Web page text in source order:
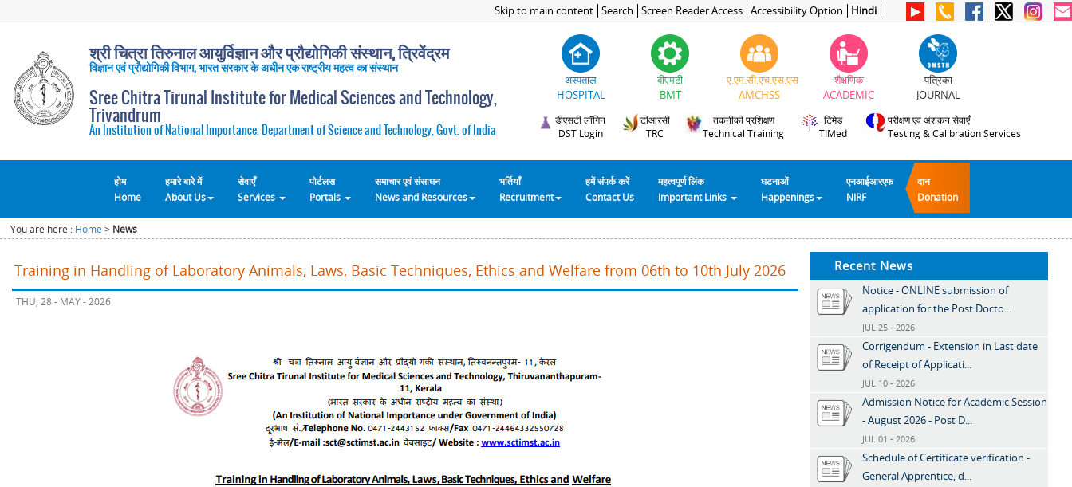
Skip to main content Search Screen Reader Access Accessibility Option Hindi
श्री चित्रा तिरुनाल आयुर्विज्ञान और प्रौद्योगिकी संस्थान, त्रिवेंद्रम
विज्ञान एवं प्रौद्योगिकी विभाग, भारत सरकार के अधीन एक राष्ट्रीय महत्व का संस्थान
Sree Chitra Tirunal Institute for Medical Sciences and Technology,
Trivandrum
An Institution of National Importance, Department of Science and Technology, Govt. of India
अस्पताल
HOSPITAL
बीएमटी
BMT
ए.एम.सी.एच.एस.एस
AMCHSS
शैक्षणिक
ACADEMIC
पत्रिका
JOURNAL
डीएसटी लॉगिन
DST Login
टीआरसी
TRC
तकनीकी प्रशिक्षण
Technical Training
टिमेड
TIMed
परीक्षण एवं अंशकन सेवाएँ
Testing & Calibration Services
होम
Home
हमारे बारे में
About Us
सेवाएँ
Services
पोर्टलस
Portals
समाचार एवं संसाधन
News and Resources
भर्तियाँ
Recruitment
हमें संपर्क करें
Contact Us
महत्वपूर्ण लिंक
Important Links
घटनाओं
Happenings
एनआईआरएफ
NIRF
दान
Donation
You are here : Home > News
Training in Handling of Laboratory Animals, Laws, Basic Techniques, Ethics and Welfare from 06th to 10th July 2026
THU, 28 - MAY - 2026
Recent News
Notice - ONLINE submission of
application for the Post Docto...
JUL 25 - 2026
Corrigendum - Extension in Last date
of Receipt of Applicati...
JUL 10 - 2026
Admission Notice for Academic Session
- August 2026 - Post D...
JUL 01 - 2026
Schedule of Certificate verification -
General Apprentice, d...